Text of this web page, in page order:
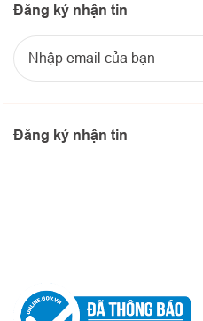
Đăng ký nhận tin
Đăng ký nhận tin